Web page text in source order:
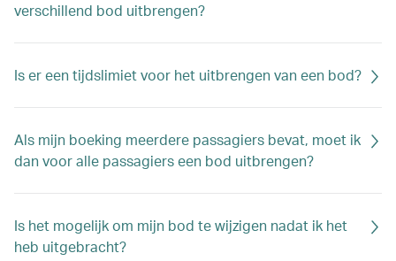
verschillend bod uitbrengen?
Is er een tijdslimiet voor het uitbrengen van een bod?
Als mijn boeking meerdere passagiers bevat, moet ik
dan voor alle passagiers een bod uitbrengen?
Is het mogelijk om mijn bod te wijzigen nadat ik het
heb uitgebracht?